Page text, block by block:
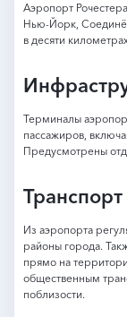
Аэропорт
Нью-Йорк,
в десяти
Терминалы
пассажиров,
Предусмотрены
Транспорт
Из аэропорта
районы города.
прямо на
общественным
поблизости.